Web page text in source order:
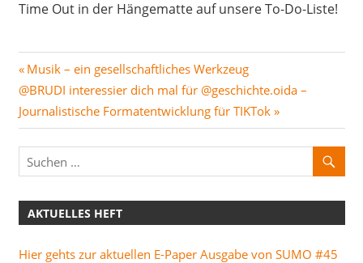
Time Out in der Hängematte auf unsere To-Do-Liste!
Beitragsnavigation
Vorheriger
Beitrag:
Musik – ein gesellschaftliches Werkzeug
Nächster
Beitrag:
@BRUDI interessier dich mal für @geschichte.oida –
Journalistische Formatentwicklung für TIKTok
AKTUELLES HEFT
Hier gehts zur aktuellen E-Paper Ausgabe von SUMO #45